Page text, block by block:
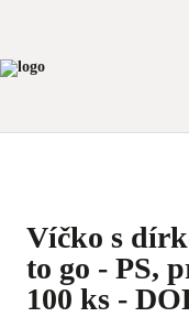
Víčko s
to go - PS,
100 ks -